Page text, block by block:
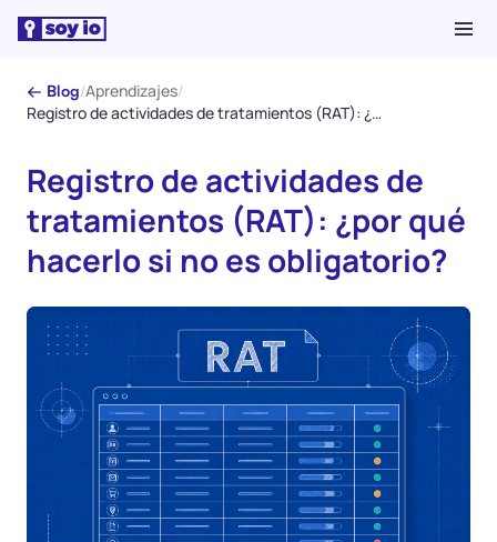
← Blog/Aprendizajes/
Registro de actividades de tratamientos (RAT): ¿por qué hacerlo si no es obligatorio?
Registro de actividades de
tratamientos (RAT): ¿por qué
hacerlo si no es obligatorio?